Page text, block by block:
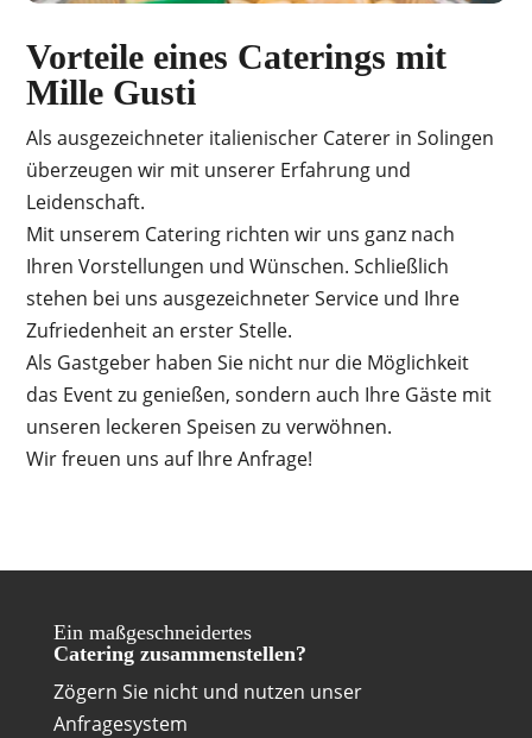
Vorteile eines Caterings mit
Mille Gusti
Als ausgezeichneter italienischer Caterer in Solingen
überzeugen wir mit unserer Erfahrung und
Leidenschaft.
Mit unserem Catering richten wir uns ganz nach
Ihren Vorstellungen und Wünschen. Schließlich
stehen bei uns ausgezeichneter Service und Ihre
Zufriedenheit an erster Stelle.
Als Gastgeber haben Sie nicht nur die Möglichkeit
das Event zu genießen, sondern auch Ihre Gäste mit
unseren leckeren Speisen zu verwöhnen.
Wir freuen uns auf Ihre Anfrage!
Ein maßgeschneidertes
Catering zusammenstellen?
Zögern Sie nicht und nutzen unser
Anfragesystem